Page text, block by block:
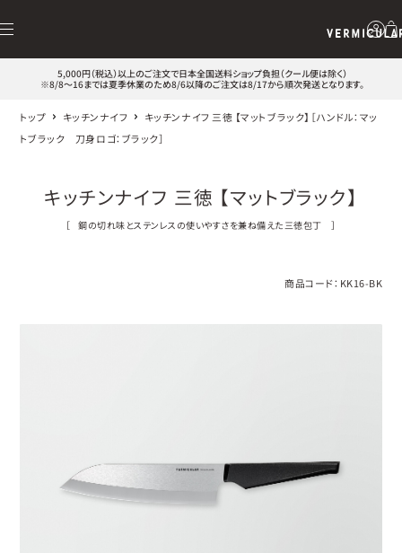
5,000円（税込）以上のご注文で日本全国送料ショップ負担（クール便は除く）
※8/8～16までは夏季休業のため8/6以降のご注文は8/17から順次発送となります。
トップ キッチンナイフ
キッチンナイフ 三徳 【マットブラック】［ハンドル：マッ
トブラック 刀身ロゴ：ブラック］
キッチンナイフ 三徳 【マットブラック】
［ 鋼の切れ味とステンレスの使いやすさを兼ね備えた三徳包丁 ］
商品コード： KK16-BK